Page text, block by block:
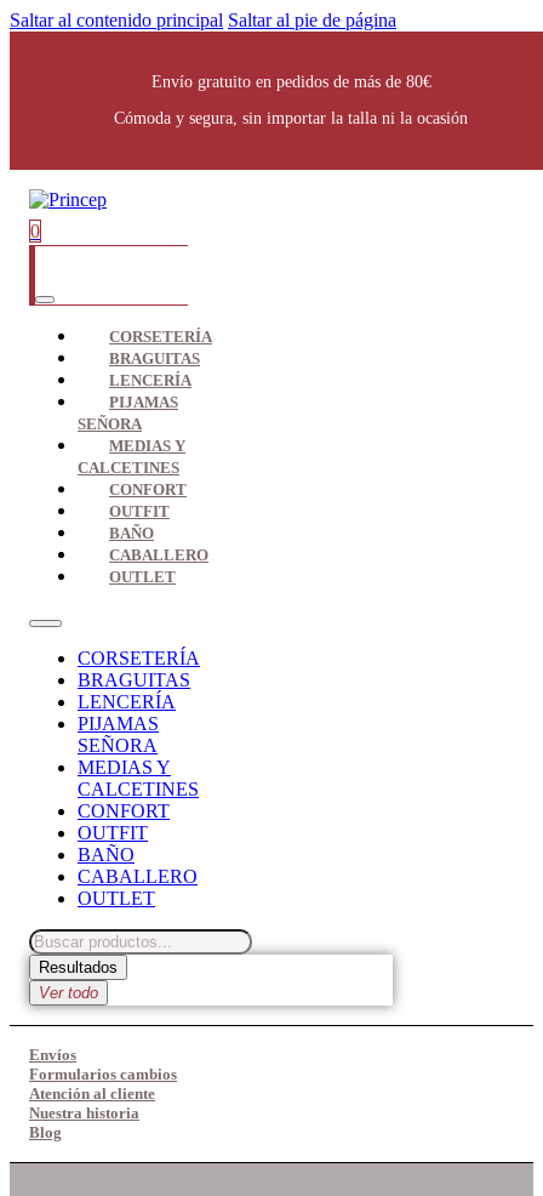
Saltar al contenido principal Saltar al pie de página
Envío gratuito en pedidos de más de 80€
Cómoda y segura, sin importar la talla ni la ocasión
0
CORSETERÍA
BRAGUITAS
LENCERÍA
PIJAMAS
SEÑORA
MEDIAS Y
CALCETINES
CONFORT
OUTFIT
BAÑO
CABALLERO
OUTLET
CORSETERÍA
BRAGUITAS
LENCERÍA
PIJAMAS
SEÑORA
MEDIAS Y
CALCETINES
CONFORT
OUTFIT
BAÑO
CABALLERO
OUTLET
Search
...Resultados
Ver todo
Envíos
Formularios cambios
Atención al cliente
Nuestra historia
Blog